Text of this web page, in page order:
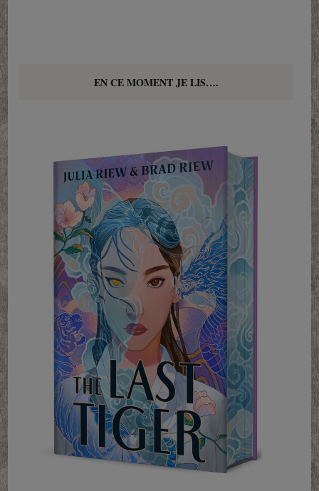
EN CE MOMENT JE LIS….